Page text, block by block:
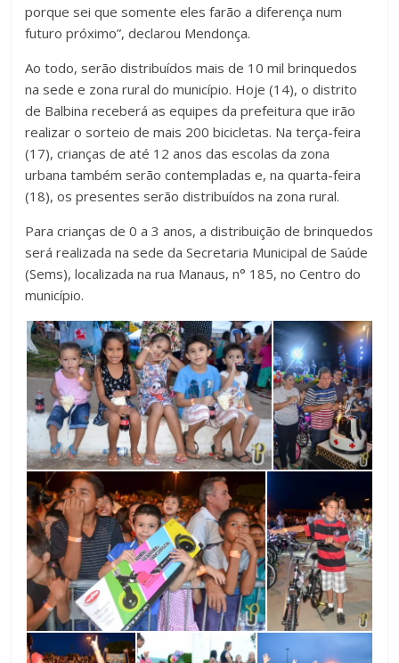
porque sei que somente eles farão a diferença num
futuro próximo”, declarou Mendonça.
Ao todo, serão distribuídos mais de 10 mil brinquedos
na sede e zona rural do município. Hoje (14), o distrito
de Balbina receberá as equipes da prefeitura que irão
realizar o sorteio de mais 200 bicicletas. Na terça-feira
(17), crianças de até 12 anos das escolas da zona
urbana também serão contempladas e, na quarta-feira
(18), os presentes serão distribuídos na zona rural.
Para crianças de 0 a 3 anos, a distribuição de brinquedos
será realizada na sede da Secretaria Municipal de Saúde
(Sems), localizada na rua Manaus, n° 185, no Centro do
município.